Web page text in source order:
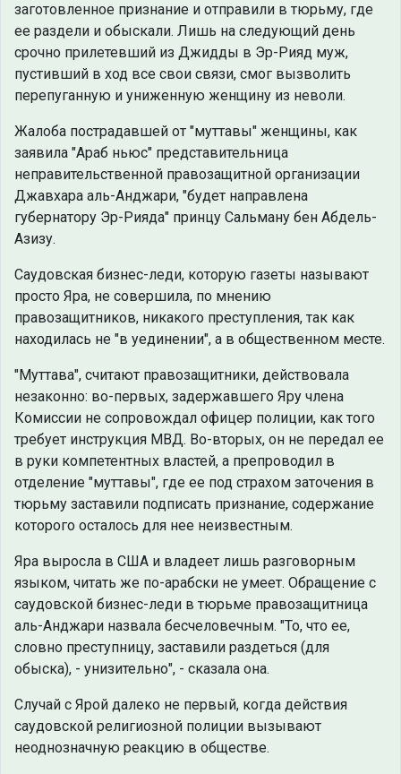
заготовленное признание и отправили в тюрьму, где
ее раздели и обыскали. Лишь на следующий день
срочно прилетевший из Джидды в Эр-Рияд муж,
пустивший в ход все свои связи, смог вызволить
перепуганную и униженную женщину из неволи.
Жалоба пострадавшей от "муттавы" женщины, как
заявила "Араб ньюс" представительница
неправительственной правозащитной организации
Джавхара аль-Анджари, "будет направлена
губернатору Эр-Рияда" принцу Сальману бен Абдель-
Азизу.
Саудовская бизнес-леди, которую газеты называют
просто Яра, не совершила, по мнению
правозащитников, никакого преступления, так как
находилась не "в уединении", а в общественном месте.
"Муттава", считают правозащитники, действовала
незаконно: во-первых, задержавшего Яру члена
Комиссии не сопровождал офицер полиции, как того
требует инструкция МВД. Во-вторых, он не передал ее
в руки компетентных властей, а препроводил в
отделение "муттавы", где ее под страхом заточения в
тюрьму заставили подписать признание, содержание
которого осталось для нее неизвестным.
Яра выросла в США и владеет лишь разговорным
языком, читать же по-арабски не умеет. Обращение с
саудовской бизнес-леди в тюрьме правозащитница
аль-Анджари назвала бесчеловечным. "То, что ее,
словно преступницу, заставили раздеться (для
обыска), - унизительно", - сказала она.
Случай с Ярой далеко не первый, когда действия
саудовской религиозной полиции вызывают
неоднозначную реакцию в обществе.